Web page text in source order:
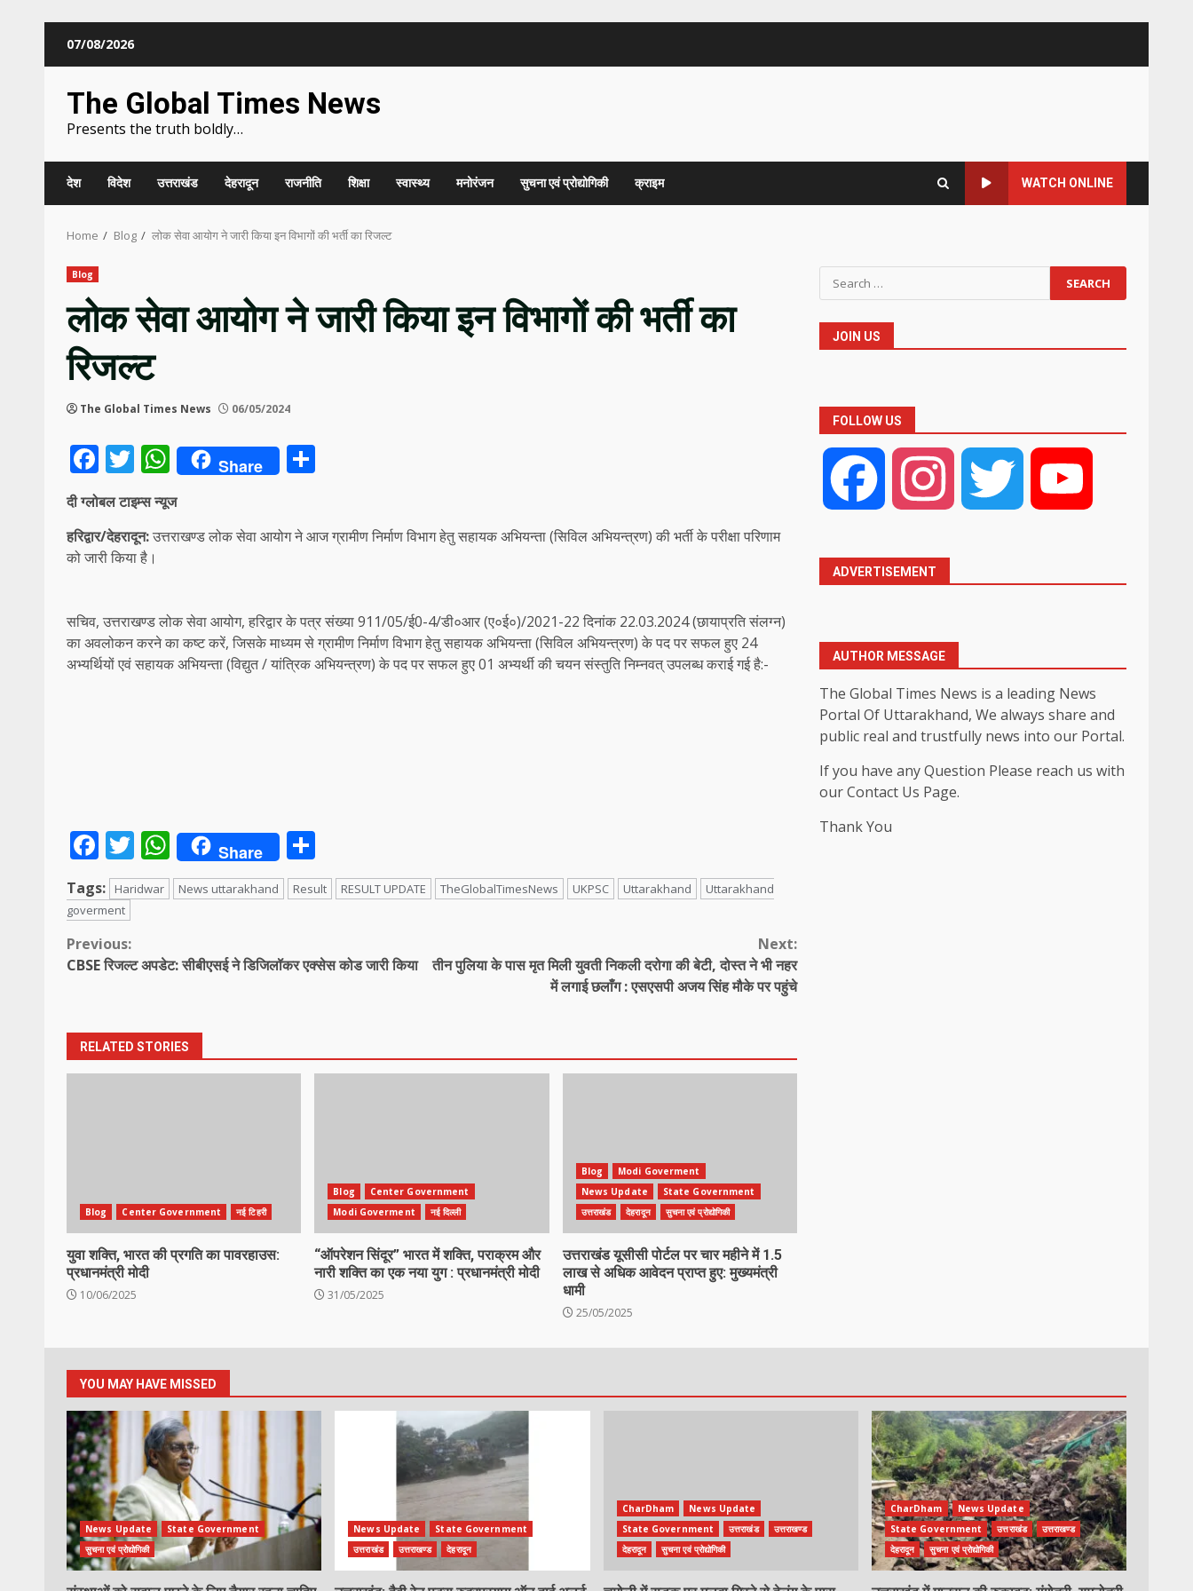
07/08/2026
The Global Times News
Presents the truth boldly…
देश विदेश उत्तराखंड देहरादून राजनीति शिक्षा स्वास्थ्य मनोरंजन सुचना एवं प्रोद्योगिकी क्राइम WATCH ONLINE
Home Blog लोक सेवा आयोग ने जारी किया इन विभागों की भर्ती का रिजल्ट
Blog
लोक सेवा आयोग ने जारी किया इन विभागों की भर्ती का
रिजल्ट
The Global Times News 06/05/2024
Facebook
Twitter
WhatsApp
Share
दी ग्लोबल टाइम्स न्यूज
हरिद्वार/देहरादून:उत्तराखण्ड लोक सेवा आयोग ने आज ग्रामीण निर्माण विभाग हेतु सहायक अभियन्ता (सिविल अभियन्त्रण) की भर्ती के परीक्षा परिणाम
को जारी किया है।
सचिव, उत्तराखण्ड लोक सेवा आयोग, हरिद्वार के पत्र संख्या 911/05/ई0-4/डी०आर (ए०ई०)/2021-22 दिनांक 22.03.2024 (छायाप्रति संलग्न)
का अवलोकन करने का कष्ट करें, जिसके माध्यम से ग्रामीण निर्माण विभाग हेतु सहायक अभियन्ता (सिविल अभियन्त्रण) के पद पर सफल हुए 24
अभ्यर्थियों एवं सहायक अभियन्ता (विद्युत / यांत्रिक अभियन्त्रण) के पद पर सफल हुए 01 अभ्यर्थी की चयन संस्तुति निम्नवत् उपलब्ध कराई गई है:-
Facebook
Twitter
WhatsApp
Share
Tags: Haridwar News uttarakhand Result RESULT UPDATE TheGlobalTimesNews UKPSC Uttarakhand
Uttarakhand
goverment
Continue
Previous:
CBSE रिजल्ट अपडेट: सीबीएसई ने डिजिलॉकर एक्सेस कोड जारी किया
Next:
तीन पुलिया के पास मृत मिली युवती निकली दरोगा की बेटी, दोस्त ने भी नहर
में लगाई छलाँग : एसएसपी अजय सिंह मौके पर पहुंचे
RELATED STORIES
Blog Center Government नई टिहरी
युवा शक्ति, भारत की प्रगति का पावरहाउस:
प्रधानमंत्री मोदी
10/06/2025
Blog
Center Government
Modi Goverment
नई दिल्ली
“ऑपरेशन सिंदूर” भारत में शक्ति, पराक्रम और
नारी शक्ति का एक नया युग : प्रधानमंत्री मोदी
31/05/2025
Blog
Modi Goverment
News Update
State Government
उत्तराखंड
देहरादून सुचना एवं प्रोद्योगिकी
उत्तराखंड यूसीसी पोर्टल पर चार महीने में 1.5
लाख से अधिक आवेदन प्राप्त हुए: मुख्यमंत्री
धामी
25/05/2025
Search
for:
JOIN US
FOLLOW US
Facebook Instagram Twitter
ADVERTISEMENT
AUTHOR MESSAGE
The Global Times News is a leading News
Portal Of Uttarakhand, We always share and
public real and trustfully news into our Portal.
If you have any Question Please reach us with
our Contact Us Page.
Thank You
YOU MAY HAVE MISSED
News Update
State Government
सुचना एवं प्रोद्योगिकी
News Update
State Government
उत्तराखंड
उत्तराखण्ड देहरादून
CharDham
News Update
State Government
उत्तराखंड
उत्तराखण्ड
देहरादून
सुचना एवं प्रोद्योगिकी
CharDham
News Update
State Government
उत्तराखंड
उत्तराखण्ड
देहरादून
सुचना एवं प्रोद्योगिकी